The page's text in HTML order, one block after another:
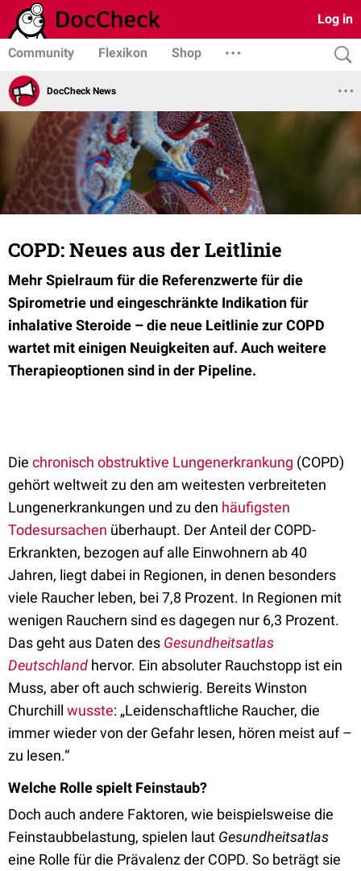
Log in
Community Flexikon Shop
DocCheck News
COPD: Neues aus der Leitlinie
Mehr Spielraum für die Referenzwerte für die
Spirometrie und eingeschränkte Indikation für
inhalative Steroide – die neue Leitlinie zur COPD
wartet mit einigen Neuigkeiten auf. Auch weitere
Therapieoptionen sind in der Pipeline.
Die chronisch obstruktive Lungenerkrankung (COPD)
gehört weltweit zu den am weitesten verbreiteten
Lungenerkrankungen und zu den häufigsten
Todesursachen überhaupt. Der Anteil der COPD-
Erkrankten, bezogen auf alle Einwohnern ab 40
Jahren, liegt dabei in Regionen, in denen besonders
viele Raucher leben, bei 7,8 Prozent. In Re­gio­nen mit
wenigen Rauchern sind es dagegen nur 6,3 Prozent.
Das geht aus Daten des Gesundheitsatlas
Deutschland hervor. Ein absoluter Rauchstopp ist ein
Muss, aber oft auch schwierig. Bereits Winston
Churchill wusste: „Leidenschaftliche Raucher, die
immer wieder von der Gefahr lesen, hören meist auf –
zu lesen.“
Welche Rolle spielt Feinstaub?
Doch auch andere Fakto­ren, wie beispielsweise die
Feinstaubbelastung, spielen laut Gesundheitsatlas
eine Rolle für die Prävalenz der COPD. So beträgt sie